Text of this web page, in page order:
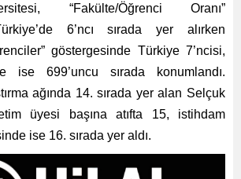
“Fakülte/Öğrenci Oranı”
6’ncı sırada yer alırken
göstergesinde Türkiye 7’ncisi,
ise 699’uncu sırada konumlandı.
ağında 14. sırada yer alan Selçuk
üyesi başına atıfta 15, istihdam
ise 16. sırada yer aldı.